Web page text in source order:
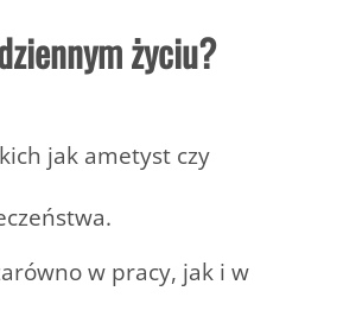
życiu?
jak ametyst czy
w pracy, jak i w